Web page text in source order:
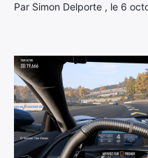
Par Simon Delporte , le 6